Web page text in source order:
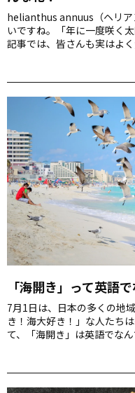
helianthus annuus（ヘリア
いですね。「年に一度咲く
記事では、皆さんも実はよ
「海開き」って英語
7月1日は、日本の多くの地
き！海大好き！」な人たち
て、「海開き」は英語でな